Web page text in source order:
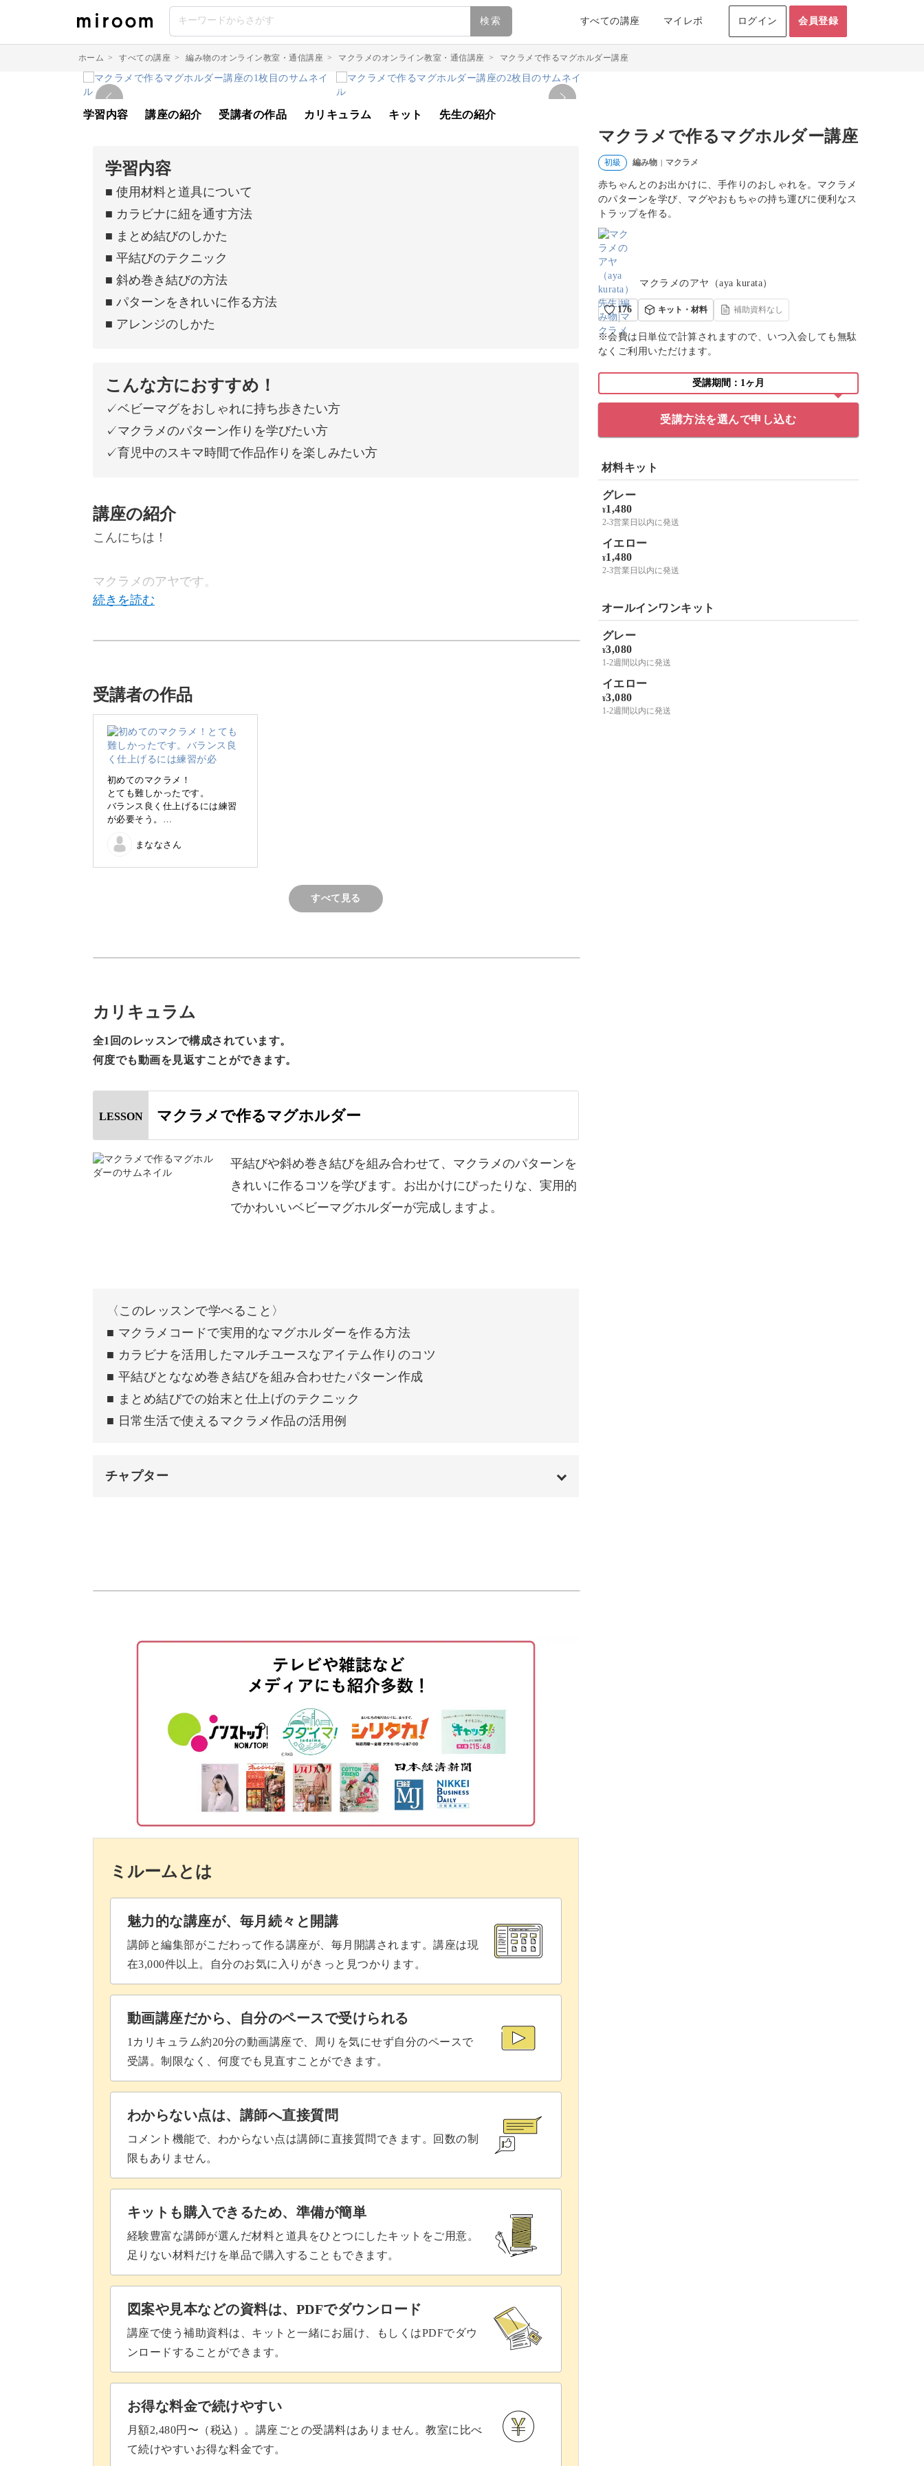
検索 すべての講座 マイレポ ログイン 会員登録
ホーム > すべての講座 > 編み物のオンライン教室・通信講座 > マクラメのオンライン教室・通信講座 > マクラメで作るマグホルダー講座
マクラメで作るマグホルダー講座
初級 編み物 | マクラメ
赤ちゃんとのお出かけに、手作りのおしゃれを。マクラメ
のパターンを学び、マグやおもちゃの持ち運びに便利なス
トラップを作る。
マクラメのアヤ（aya kurata）
176 キット・材料 補助資料なし
※会費は日単位で計算されますので、いつ入会しても無駄
なくご利用いただけます。
受講期間：1ヶ月
受講方法を選んで申し込む
材料キット
グレー
¥1,480
2-3営業日以内に発送
イエロー
¥1,480
2-3営業日以内に発送
オールインワンキット
グレー
¥3,080
1-2週間以内に発送
イエロー
¥3,080
1-2週間以内に発送
学習内容 講座の紹介 受講者の作品 カリキュラム キット 先生の紹介
学習内容
■ 使用材料と道具について
■ カラビナに紐を通す方法
■ まとめ結びのしかた
■ 平結びのテクニック
■ 斜め巻き結びの方法
■ パターンをきれいに作る方法
■ アレンジのしかた
こんな方におすすめ！
✓ベビーマグをおしゃれに持ち歩きたい方
✓マクラメのパターン作りを学びたい方
✓育児中のスキマ時間で作品作りを楽しみたい方
講座の紹介
こんにちは！
マクラメのアヤです。
マクラメのパターン作りを学びながら、大人かわいいナチュラルテイストなアイテムが
完成しますよ♪
カラビナリングをつけているので、マグだけでなくさまざまなものに使えます。
お出かけがちょっと楽しくなるような、素敵なマクラメ作品を一緒に作っていきましょ
う？」と悩むアイテムでもあります。
今回作るマグホルダーは、輪っかを持ち手に通すだけの簡単仕様◎
市販のホルダーは子ども向けのデザインが多いですが、マクラメで大人っぽい雰囲気
に。
ツヤのあるコードなので上品さと優しい雰囲気を両立しており、赤ちゃんとのお出かけ
がぐっとおしゃれになりますよ♪
パターンを覚えればあとは繰り返しで、無心になれるのも魅力のひとつ。
ほどよい隙間が軽やかで、結んでいくほど美しいデザインに癒やされますよ♪
色違いなどさまざまなバリエーションを楽しんでくださいね！
スキマ時間にできるから、育児中にぴったり
「いつ赤ちゃんが泣くかわからないから、手芸はあきらめた」
育児中は、そんな悩みを抱えている方も多いのではないでしょうか。
マクラメは、ボードとクリップ、材料があれば手軽に始められます。
途中で中断してもそのまま置いておけばOK、部屋を移動して作業することも可能です♪
育児のスキマ時間に楽しめて、暮らしの中でも活かせるマクラメのアイテム。
受講者の作品
初めてのマクラメ！
とても難しかったです。
バランス良く仕上げるには練習
が必要そう。
ううちに愛着がわきそうなので
まななさん
すべて見る
カリキュラム
全1回のレッスンで構成されています。
何度でも動画を見返すことができます。
LESSON マクラメで作るマグホルダー
平結びや斜め巻き結びを組み合わせて、マクラメのパターンを
きれいに作るコツを学びます。お出かけにぴったりな、実用的
でかわいいベビーマグホルダーが完成しますよ。
〈このレッスンで学べること〉
■ マクラメコードで実用的なマグホルダーを作る方法
■ カラビナを活用したマルチユースなアイテム作りのコツ
■ 平結びとななめ巻き結びを組み合わせたパターン作成
■ まとめ結びでの始末と仕上げのテクニック
■ 日常生活で使えるマクラメ作品の活用例
チャプター
平結びをする
平結びをする
パターンを繰り返し結ぶ
カラビナをつけてまとめ結びをする
ミルームとは
魅力的な講座が、毎月続々と開講
講師と編集部がこだわって作る講座が、毎月開講されます。講座は現
在3,000件以上。自分のお気に入りがきっと見つかります。
動画講座だから、自分のペースで受けられる
1カリキュラム約20分の動画講座で、周りを気にせず自分のペースで
受講。制限なく、何度でも見直すことができます。
わからない点は、講師へ直接質問
コメント機能で、わからない点は講師に直接質問できます。回数の制
限もありません。
キットも購入できるため、準備が簡単
経験豊富な講師が選んだ材料と道具をひとつにしたキットをご用意。
足りない材料だけを単品で購入することもできます。
図案や見本などの資料は、PDFでダウンロード
講座で使う補助資料は、キットと一緒にお届け、もしくはPDFでダウ
ンロードすることができます。
お得な料金で続けやすい
月額2,480円〜（税込）。講座ごとの受講料はありません。教室に比べ
て続けやすいお得な料金です。